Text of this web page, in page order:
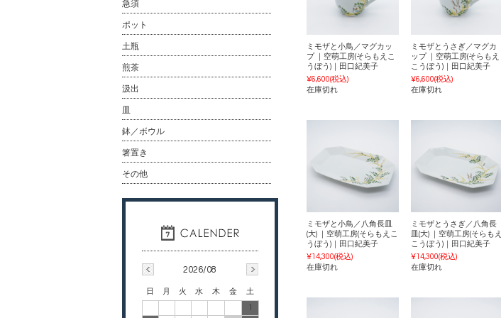
ミモザと小鳥／マグカッ
プ ｜空萌工房(そらもえこ
うぼう)｜田口紀美子
¥6,600(税込)
在庫切れ
ミモザとうさぎ／マグカ
ップ ｜空萌工房(そらもえ
こうぼう)｜田口紀美子
¥6,600(税込)
在庫切れ
ミモザと小鳥／八角長皿
(大) ｜空萌工房(そらもえこ
うぼう)｜田口紀美子
¥14,300(税込)
在庫切れ
ミモザとうさぎ／八角長
皿(大) ｜空萌工房(そらもえ
こうぼう)｜田口紀美子
¥14,300(税込)
在庫切れ
急須
ポット
土瓶
煎茶
汲出
皿
鉢／ボウル
箸置き
その他
2026/08
日 月 火 水 木 金 土
1